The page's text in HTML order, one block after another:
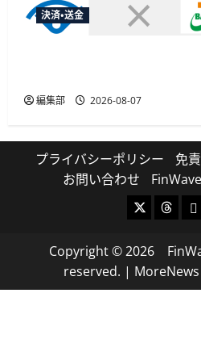
決済・送金
編集部 2026-08-07
プライバシーポリシー
免
お問い合わせ
X Threads
Copyright © 2026
reserved. | MoreNews